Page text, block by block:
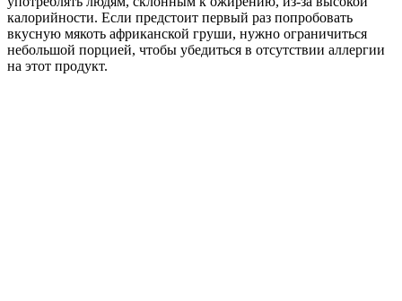
калорийности. Если предстоит первый раз попробовать
вкусную мякоть африканской груши, нужно ограничиться
небольшой порцией, чтобы убедиться в отсутствии аллергии
на этот продукт.